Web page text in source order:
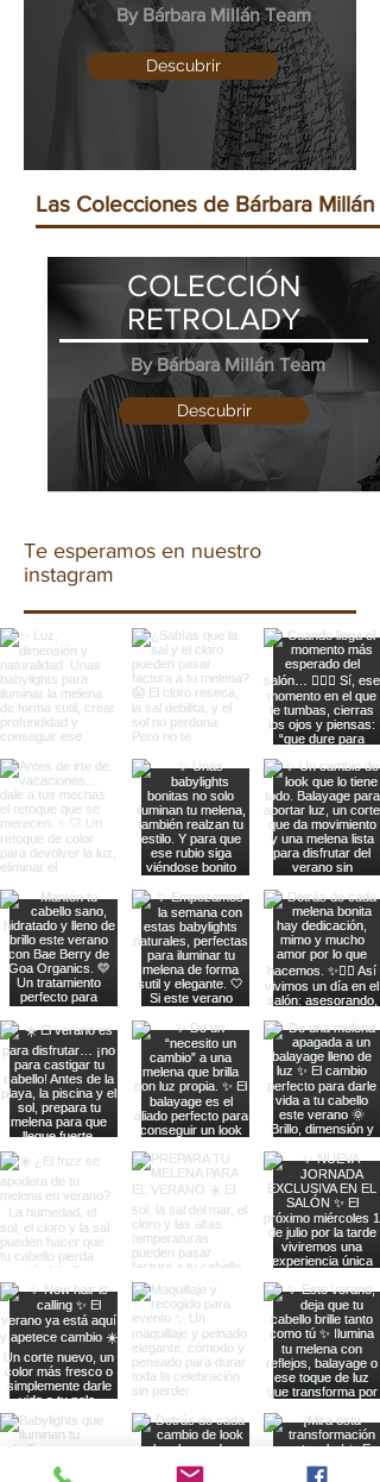
By Bárbara Millán Team
Descubrir
Las Colecciones de Bárbara Millán
COLECCIÓN
RETROLADY
By Bárbara Millán Team
Descubrir
Te esperamos en nuestro
instagram